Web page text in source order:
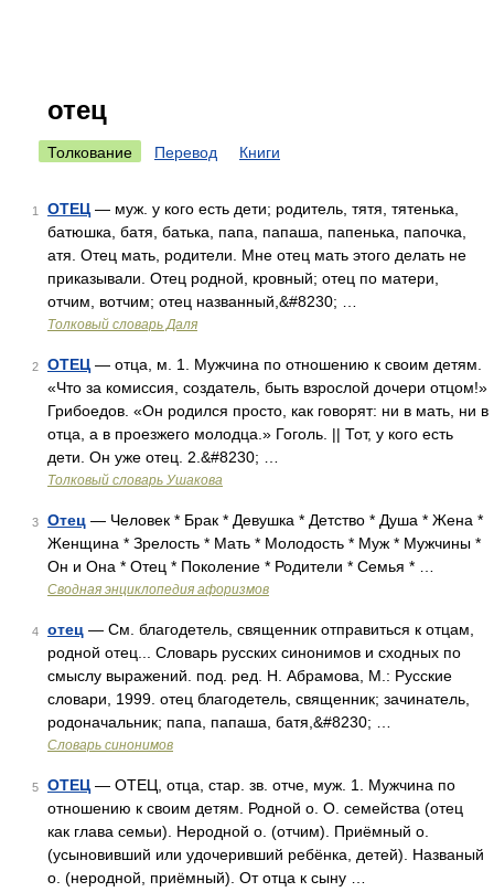
отец
Толкование Перевод Книги
1 ОТЕЦ — муж. у кого есть дети; родитель, тятя, тятенька,
батюшка, батя, батька, папа, папаша, папенька, папочка,
атя. Отец мать, родители. Мне отец мать этого делать не
приказывали. Отец родной, кровный; отец по матери,
отчим, вотчим; отец названный,&#8230; …
Толковый словарь Даля
2 ОТЕЦ — отца, м. 1. Мужчина по отношению к своим детям.
«Что за комиссия, создатель, быть взрослой дочери отцом!»
Грибоедов. «Он родился просто, как говорят: ни в мать, ни в
отца, а в проезжего молодца.» Гоголь. || Тот, у кого есть
дети. Он уже отец. 2.&#8230; …
Толковый словарь Ушакова
3 Отец — Человек * Брак * Девушка * Детство * Душа * Жена *
Женщина * Зрелость * Мать * Молодость * Муж * Мужчины *
Он и Она * Отец * Поколение * Родители * Семья * …
Сводная энциклопедия афоризмов
4 отец — См. благодетель, священник отправиться к отцам,
родной отец... Словарь русских синонимов и сходных по
смыслу выражений. под. ред. Н. Абрамова, М.: Русские
словари, 1999. отец благодетель, священник; зачинатель,
родоначальник; папа, папаша, батя,&#8230; …
Словарь синонимов
5 ОТЕЦ — ОТЕЦ, отца, стар. зв. отче, муж. 1. Мужчина по
отношению к своим детям. Родной о. О. семейства (отец
как глава семьи). Неродной о. (отчим). Приёмный о.
(усыновивший или удочеривший ребёнка, детей). Названый
о. (неродной, приёмный). От отца к сыну …